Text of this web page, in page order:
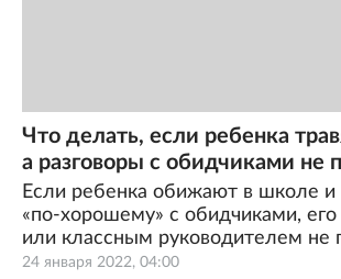
24 января 2022, 04:00
Что делать, если ребенка
а разговоры с обидчиками не
Если ребенка обижают в школе и
«по-хорошему» с обидчиками,
или классным руководителем не